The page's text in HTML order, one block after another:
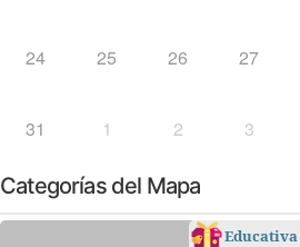
24 25 26 27
31 1 2 3
Categorías del Mapa
Educativa